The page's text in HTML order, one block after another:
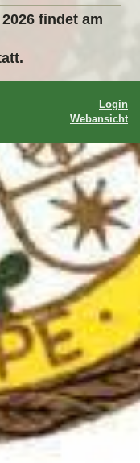
findet am
Login
Webansicht